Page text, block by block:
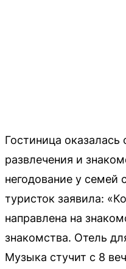
Гостиница оказалась
развлечения и
негодование у семей
туристок заявила:
направлена на
знакомства. Отель
Музыка стучит с 8